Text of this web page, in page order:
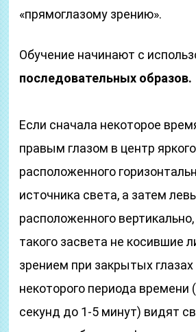
«прямоглазому зрению».
Обучение начинают с
последовательных образов.
Если сначала некоторое
правым глазом в центр
расположенного
источника света, а затем
расположенного
такого засвета не косившие
зрением при закрытых глазах
некоторого периода времени
секунд до 1-5 минут) видят